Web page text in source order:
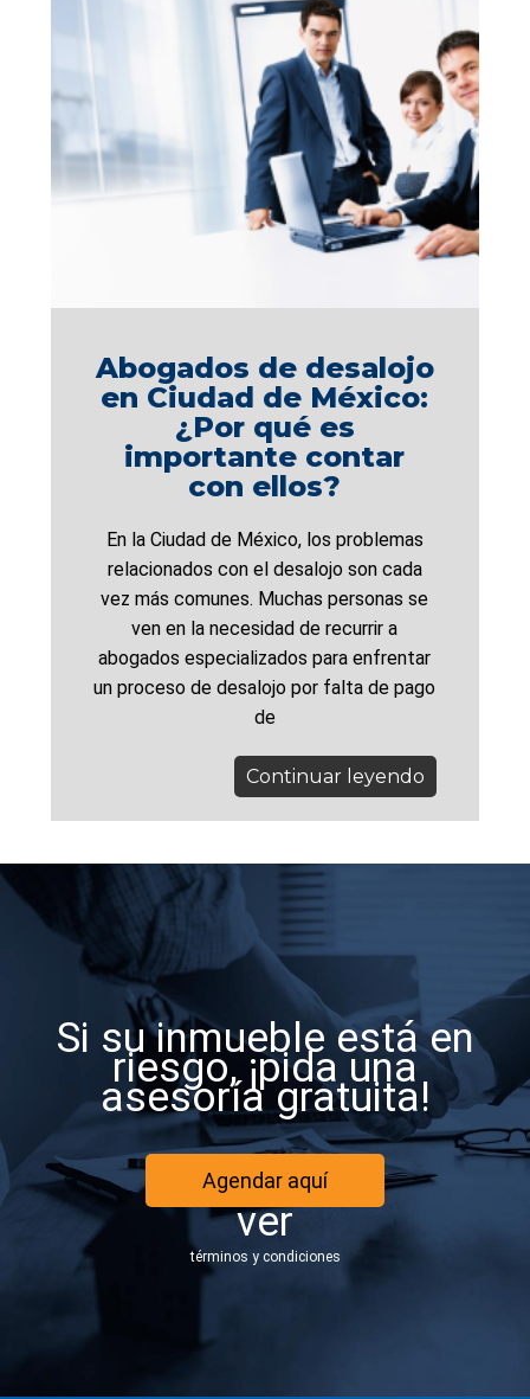
Abogados de desalojo
en Ciudad de México:
¿Por qué es
importante contar
con ellos?
En la Ciudad de México, los problemas
relacionados con el desalojo son cada
vez más comunes. Muchas personas se
ven en la necesidad de recurrir a
abogados especializados para enfrentar
un proceso de desalojo por falta de pago
de
Continuar leyendo
Si su inmueble está en
riesgo, ¡pida una
asesoría gratuita!
Agendar aquí
ver
términos y condiciones